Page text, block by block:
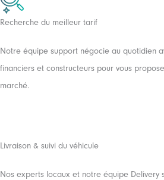
Recherche du meilleur tarif
Notre équipe support négocie au quotidien
financiers et constructeurs pour vous
marché.
Livraison & suivi du véhicule
Nos experts locaux et notre équipe Delivery